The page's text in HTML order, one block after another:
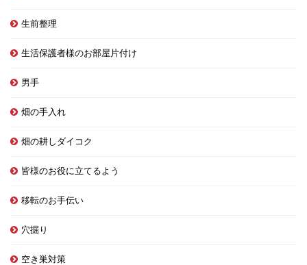
生前整理
生活保護者様のお部屋片付け
男手
畑の手入れ
畑の耕しダイコク
皆様のお役に立てるよう
移転のお手伝い
穴掘り
空き巣対策